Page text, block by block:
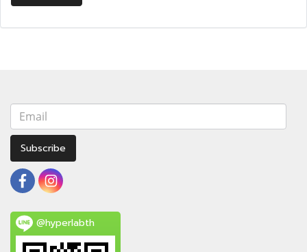
Subscribe
@hyperlabth